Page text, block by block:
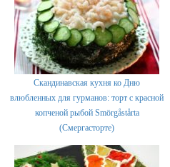
Скандинавская кухня ко Дню
влюбленных для гурманов: торт с красной
копченой рыбой Smörgåstårta
(Смергасторте)